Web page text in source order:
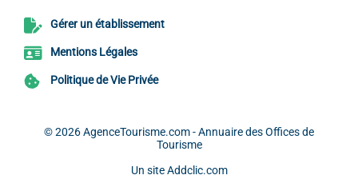
Gérer un établissement
Mentions Légales
Politique de Vie Privée
© 2026AgenceTourisme.com - Annuaire des Offices de
Tourisme
Un site Addclic.com